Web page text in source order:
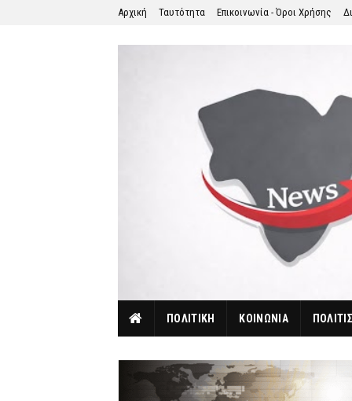
Αρχική Ταυτότητα Επικοινωνία - Όροι Χρήσης
ΠΟΛΙΤΙΚΗ ΚΟΙΝΩΝΙΑ